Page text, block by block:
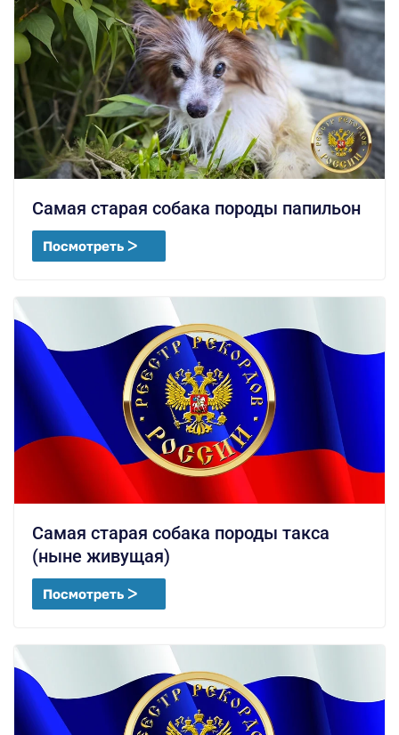
Самая старая собака породы папильон
Посмотреть ᐳ
Самая старая собака породы такса
(ныне живущая)
Посмотреть ᐳ